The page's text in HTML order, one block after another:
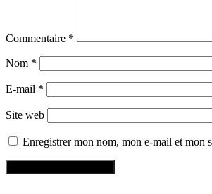
Commentaire *
Nom *
E-mail *
Site web
Enregistrer mon nom, mon e-mail et mon